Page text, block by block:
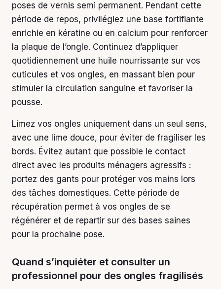
poses de vernis semi permanent. Pendant cette
période de repos, privilégiez une base fortifiante
enrichie en kératine ou en calcium pour renforcer
la plaque de l’ongle. Continuez d’appliquer
quotidiennement une huile nourrissante sur vos
cuticules et vos ongles, en massant bien pour
stimuler la circulation sanguine et favoriser la
pousse.
Limez vos ongles uniquement dans un seul sens,
avec une lime douce, pour éviter de fragiliser les
bords. Évitez autant que possible le contact
direct avec les produits ménagers agressifs :
portez des gants pour protéger vos mains lors
des tâches domestiques. Cette période de
récupération permet à vos ongles de se
régénérer et de repartir sur des bases saines
pour la prochaine pose.
Quand s’inquiéter et consulter un
professionnel pour des ongles fragilisés